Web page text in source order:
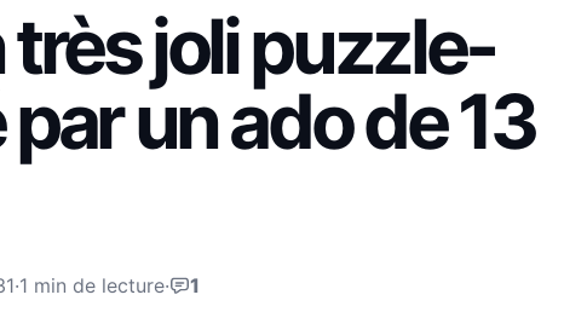
joli puzzle-
un ado de 13
·1 min de lecture· 1